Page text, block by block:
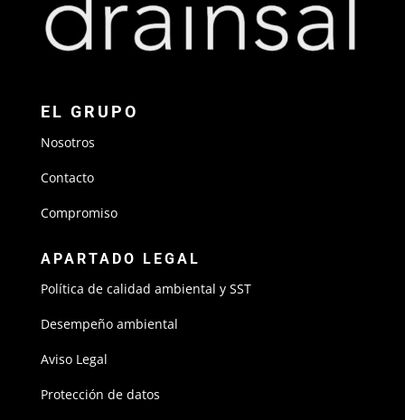
EL GRUPO
Nosotros
Contacto
Compromiso
APARTADO LEGAL
Política de calidad ambiental y SST
Desempeño ambiental
Aviso Legal
Protección de datos